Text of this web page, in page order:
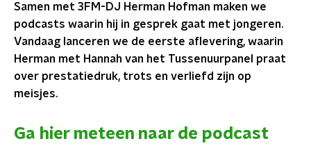
Samen met 3FM-DJ Herman Hofman maken we
podcasts waarin hij in gesprek gaat met jongeren.
Vandaag lanceren we de eerste aflevering, waarin
Herman met Hannah van het Tussenuurpanel praat
over prestatiedruk, trots en verliefd zijn op
meisjes.
Ga hier meteen naar de podcast